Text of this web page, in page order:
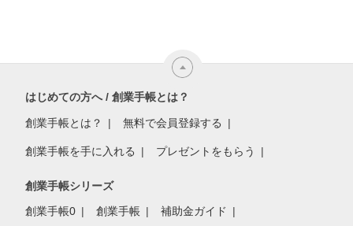
はじめての方へ / 創業手帳とは？
創業手帳とは？ 無料で会員登録する
創業手帳を手に入れる プレゼントをもらう
創業手帳シリーズ
創業手帳0 創業手帳 補助金ガイド